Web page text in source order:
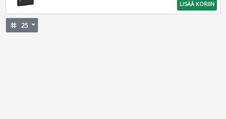
LISÄÄ KORIIN
tag 25